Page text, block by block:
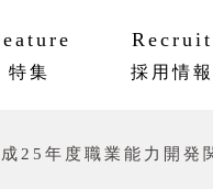
特集
Recruit
採用情報
25年度職業能力開発